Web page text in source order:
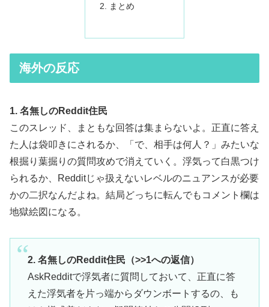
まとめ
海外の反応
1. 名無しのReddit住民
このスレッド、まともな回答は集まらないよ。正直に答え
た人は袋叩きにされるか、「で、相手は何人？」みたいな
根掘り葉掘りの質問攻めで消えていく。浮気って白黒つけ
られるか、Redditじゃ扱えないレベルのニュアンスが必要
かの二択なんだよね。結局どっちに転んでもコメント欄は
地獄絵図になる。
2. 名無しのReddit住民（>>1への返信）
AskRedditで浮気者に質問しておいて、正直に答
えた浮気者を片っ端からダウンボートするの、も